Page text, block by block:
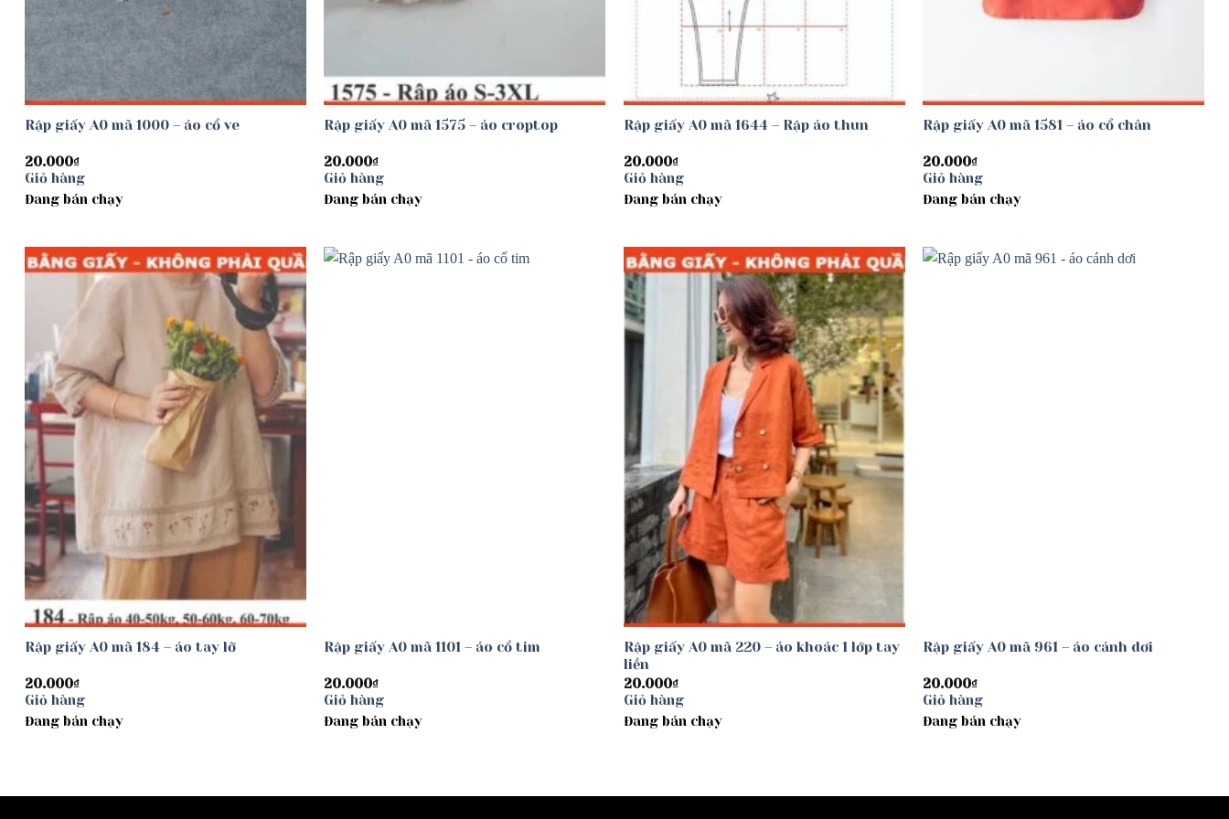
Rập giấy A0 mã 1000 – áo cổ ve
20.000₫
Giỏ hàng
Đang bán chạy
Rập giấy A0 mã 1575 – áo croptop
20.000₫
Giỏ hàng
Đang bán chạy
Rập giấy A0 mã 1644 – Rập áo thun
20.000₫
Giỏ hàng
Đang bán chạy
Rập giấy A0 mã 1581 – áo cổ chân
20.000₫
Giỏ hàng
Đang bán chạy
Add to
wishlist
Rập giấy A0 mã 184 – áo tay lỡ
20.000₫
Giỏ hàng
Đang bán chạy
Rập giấy A0 mã 1101 – áo cổ tim
20.000₫
Giỏ hàng
Đang bán chạy
Add to
wishlist
Rập giấy A0 mã 220 – áo khoác 1 lớp tay
liền
20.000₫
Giỏ hàng
Đang bán chạy
Rập giấy A0 mã 961 – áo cánh dơi
20.000₫
Giỏ hàng
Đang bán chạy